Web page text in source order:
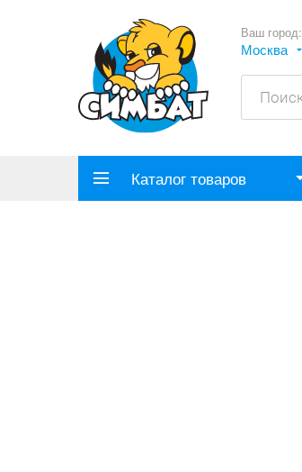
Ваш город:
Москва
Каталог товаров